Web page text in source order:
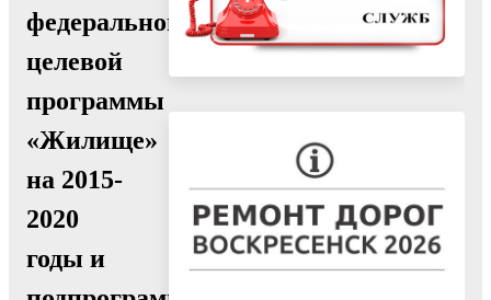
федеральной
целевой
программы
«Жилище»
на 2015-
2020
годы и